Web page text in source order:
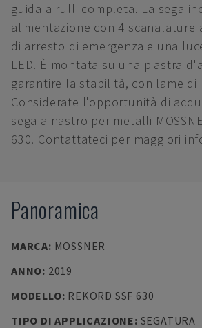
guida a rulli completa. La sega
alimentazione con 4 scanalature
di arresto di emergenza e una
LED. È montata su una piastra
garantire la stabilità, con lame di
Considerate l'opportunità di
sega a nastro per metalli
630. Contattateci per maggiori
Panoramica
MARCA: MOSSNER
ANNO: 2019
MODELLO: REKORD SSF 630
TIPO DI APPLICAZIONE: SEGATURA